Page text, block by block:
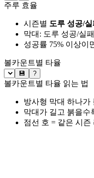
주루 효율
시즌별 도루 성공/실
막대: 도루 성공/실
성공률 75% 이상이
볼카운트별 타율
💾 ?
볼카운트별 타율 읽는 법
방사형 막대 하나가
막대가 길고 붉을수
점선 호 = 같은 시즌